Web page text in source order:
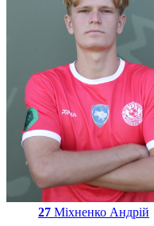
27 Міхненко Андрій